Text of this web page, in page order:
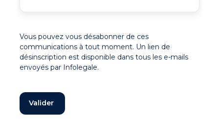
Vous pouvez vous désabonner de ces
communications à tout moment. Un lien de
désinscription est disponible dans tous les e-mails
envoyés par Infolegale.